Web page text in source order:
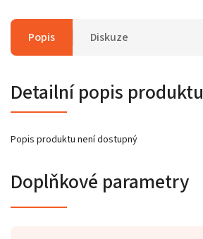
Popis Diskuze
Detailní popis produktu
Popis produktu není dostupný
Doplňkové parametry